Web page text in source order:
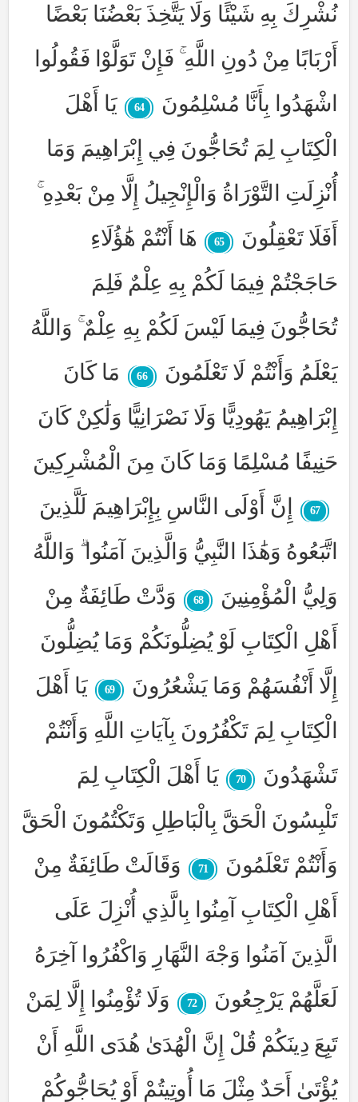
نُشْرِكَ بِهِ شَيْئًا وَلَا يَتَّخِذَ بَعْضُنَا بَعْضًا
أَرْبَابًا مِنْ دُونِ اللَّهِ ۚ فَإِنْ تَوَلَّوْا فَقُولُوا
اشْهَدُوا بِأَنَّا مُسْلِمُونَ
64
يَا أَهْلَ
الْكِتَابِ لِمَ تُحَاجُّونَ فِي إِبْرَاهِيمَ وَمَا
أُنْزِلَتِ التَّوْرَاةُ وَالْإِنْجِيلُ إِلَّا مِنْ بَعْدِهِ ۚ
أَفَلَا تَعْقِلُونَ
65
هَا أَنْتُمْ هَٰؤُلَاءِ
حَاجَجْتُمْ فِيمَا لَكُمْ بِهِ عِلْمٌ فَلِمَ
تُحَاجُّونَ فِيمَا لَيْسَ لَكُمْ بِهِ عِلْمٌ ۚ وَاللَّهُ
يَعْلَمُ وَأَنْتُمْ لَا تَعْلَمُونَ
66
مَا كَانَ
إِبْرَاهِيمُ يَهُودِيًّا وَلَا نَصْرَانِيًّا وَلَٰكِنْ كَانَ
حَنِيفًا مُسْلِمًا وَمَا كَانَ مِنَ الْمُشْرِكِينَ
67
إِنَّ أَوْلَى النَّاسِ بِإِبْرَاهِيمَ لَلَّذِينَ
اتَّبَعُوهُ وَهَٰذَا النَّبِيُّ وَالَّذِينَ آمَنُوا ۗ وَاللَّهُ
وَلِيُّ الْمُؤْمِنِينَ
68
وَدَّتْ طَائِفَةٌ مِنْ
أَهْلِ الْكِتَابِ لَوْ يُضِلُّونَكُمْ وَمَا يُضِلُّونَ
إِلَّا أَنْفُسَهُمْ وَمَا يَشْعُرُونَ
69
يَا أَهْلَ
الْكِتَابِ لِمَ تَكْفُرُونَ بِآيَاتِ اللَّهِ وَأَنْتُمْ
تَشْهَدُونَ
70
يَا أَهْلَ الْكِتَابِ لِمَ
تَلْبِسُونَ الْحَقَّ بِالْبَاطِلِ وَتَكْتُمُونَ الْحَقَّ
وَأَنْتُمْ تَعْلَمُونَ
71
وَقَالَتْ طَائِفَةٌ مِنْ
أَهْلِ الْكِتَابِ آمِنُوا بِالَّذِي أُنْزِلَ عَلَى
الَّذِينَ آمَنُوا وَجْهَ النَّهَارِ وَاكْفُرُوا آخِرَهُ
لَعَلَّهُمْ يَرْجِعُونَ
72
وَلَا تُؤْمِنُوا إِلَّا لِمَنْ
تَبِعَ دِينَكُمْ قُلْ إِنَّ الْهُدَىٰ هُدَى اللَّهِ أَنْ
يُؤْتَىٰ أَحَدٌ مِثْلَ مَا أُوتِيتُمْ أَوْ يُحَاجُّوكُمْ